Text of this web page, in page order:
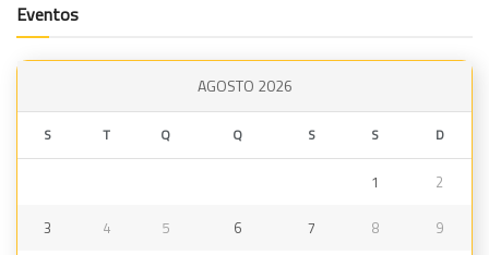
Eventos
AGOSTO 2026
S T Q Q S S D
1 2
3 4 5 6 7 8 9